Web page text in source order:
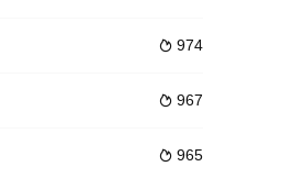
 974
 967
 965